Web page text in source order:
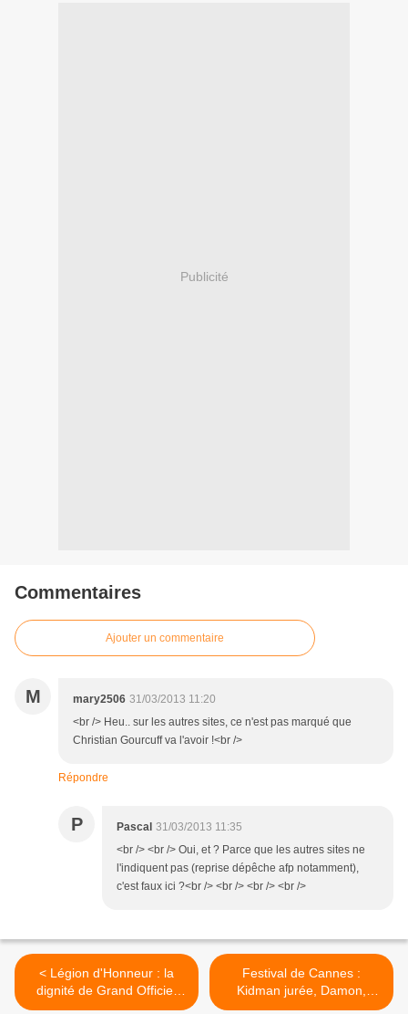
Publicité
Commentaires
Ajouter un commentaire
M mary2506 31/03/2013 11:20
<br /> Heu.. sur les autres sites, ce n'est pas marqué que
Christian Gourcuff va l'avoir !<br />
Répondre
P Pascal 31/03/2013 11:35
<br /> <br /> Oui, et ? Parce que les autres sites ne
l'indiquent pas (reprise dépêche afp notamment),
c'est faux ici ?<br /> <br /> <br /> <br />
< Légion d'Honneur : la
dignité de Grand Officier
pour Gisèle Casadesus et
Festival de Cannes :
Kidman jurée, Damon,
Douglas et Timberlake sur